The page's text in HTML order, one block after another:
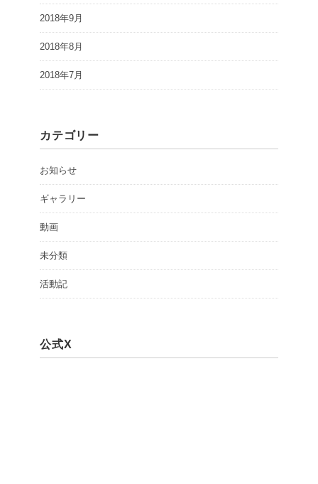
2018年9月
2018年8月
2018年7月
カテゴリー
お知らせ
ギャラリー
動画
未分類
活動記
公式X